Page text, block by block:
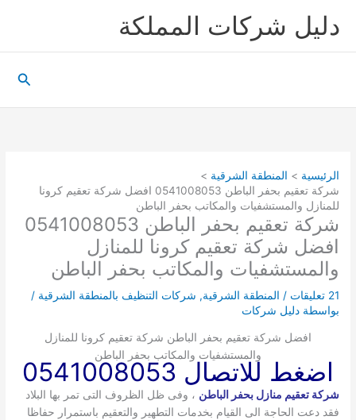
دليل شركات المملكة
الرئيسية
المنطقة الشرقية
شركة تعقيم بحفر الباطن 0541008053 افضل شركة تعقيم كرونا
للمنازل والمستشفيات والمكاتب بحفر الباطن
شركة تعقيم بحفر الباطن 0541008053
افضل شركة تعقيم كرونا للمنازل
والمستشفيات والمكاتب بحفر الباطن
21 تعليقات / المنطقة الشرقية, شركات التنظيف بالمنطقة الشرقية /
بواسطة دليل شركات
افضل شركة تعقيم بحفر الباطن شركة تعقيم كرونا للمنازل
والمستشفيات والمكاتب بحفر الباطن
اضغط للاتصال 0541008053
شركة تعقيم منازل بحفر الباطن ، وفى ظل الظروف التى تمر بها البلاد
فقد دعت الحاجة الى القيام بخدمات التطهير والتعقيم باستمرار حفاظا